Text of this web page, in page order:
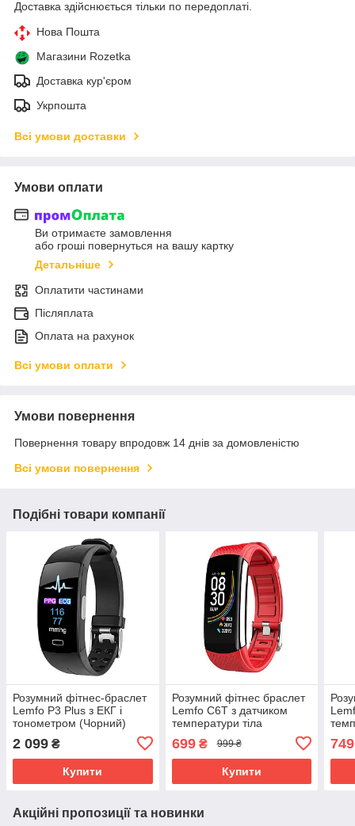
Доставка здійснюється тільки по передоплаті.
Нова Пошта
Магазини Rozetka
Доставка кур'єром
Укрпошта
Всі умови доставки
Умови оплати
Ви отримаєте замовлення
або гроші повернуться на вашу картку
Детальніше
Оплатити частинами
Післяплата
Оплата на рахунок
Всі умови оплати
Умови повернення
Повернення товару впродовж 14 днів за домовленістю
Всі умови повернення
Подібні товари компанії
Розумний фітнес-браслет
Lemfo P3 Plus з ЕКГ і
тонометром (Чорний)
2 099 ₴
Купити
Розумний фітнес браслет
Lemfo C6T з датчиком
температури тіла
699₴ 999 ₴
Купити
749
Акційні пропозиції та новинки